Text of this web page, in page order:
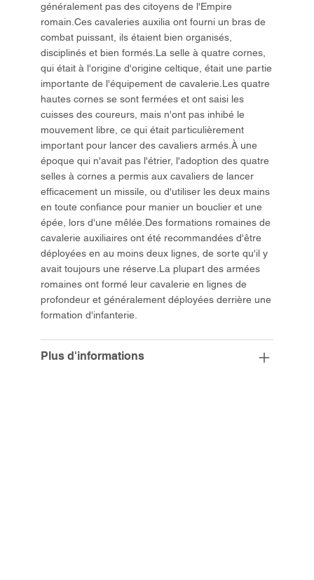
généralement pas des citoyens de l'Empire
romain.Ces cavaleries auxilia ont fourni un bras de
combat puissant, ils étaient bien organisés,
disciplinés et bien formés.La selle à quatre cornes,
qui était à l'origine d'origine celtique, était une partie
importante de l'équipement de cavalerie.Les quatre
hautes cornes se sont fermées et ont saisi les
cuisses des coureurs, mais n'ont pas inhibé le
mouvement libre, ce qui était particulièrement
important pour lancer des cavaliers armés.À une
époque qui n'avait pas l'étrier, l'adoption des quatre
selles à cornes a permis aux cavaliers de lancer
efficacement un missile, ou d'utiliser les deux mains
en toute confiance pour manier un bouclier et une
épée, lors d'une mêlée.Des formations romaines de
cavalerie auxiliaires ont été recommandées d'être
déployées en au moins deux lignes, de sorte qu'il y
avait toujours une réserve.La plupart des armées
romaines ont formé leur cavalerie en lignes de
profondeur et généralement déployées derrière une
formation d'infanterie.
Plus d'informations